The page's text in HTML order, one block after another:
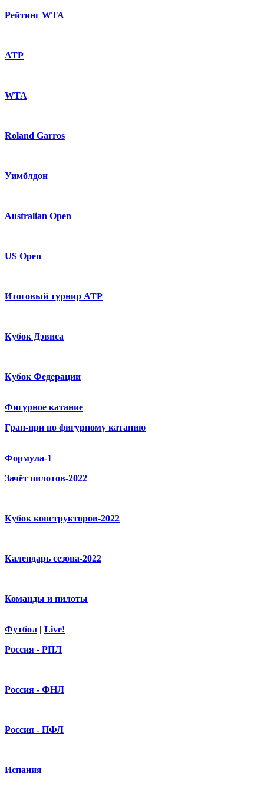
Рейтинг WTA
ATP
WTA
Roland Garros
Уимблдон
Australian Open
US Open
Итоговый турнир ATP
Кубок Дэвиса
Кубок Федерации
Фигурное катание
Гран-при по фигурному катанию
Формула-1
Зачёт пилотов-2022
Кубок конструкторов-2022
Календарь сезона-2022
Команды и пилоты
Футбол | Live!
Россия - РПЛ
Россия - ФНЛ
Россия - ПФЛ
Испания